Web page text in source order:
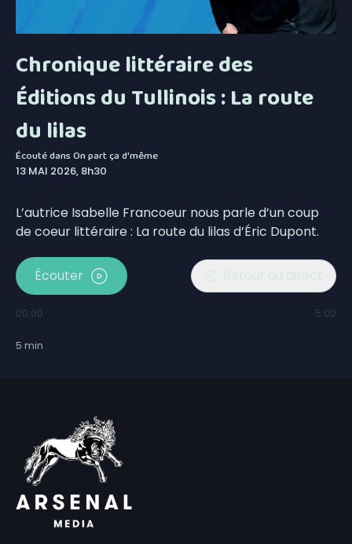
Chronique littéraire des
Éditions du Tullinois : La route
du lilas
Écouté dansOn part ça d'même
13 MAI 2026, 8h30
L’autrice Isabelle Francoeur nous parle d’un coup
de coeur littéraire : La route du lilas d’Éric Dupont.
Écouter Retour au direct
00:00 5:00
5 min